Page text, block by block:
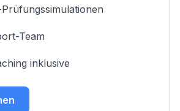
Team
inklusive